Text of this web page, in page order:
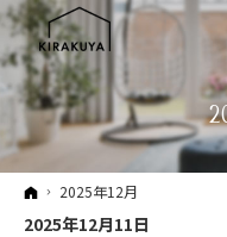
ホーム
2025年12月
2025年12月11日